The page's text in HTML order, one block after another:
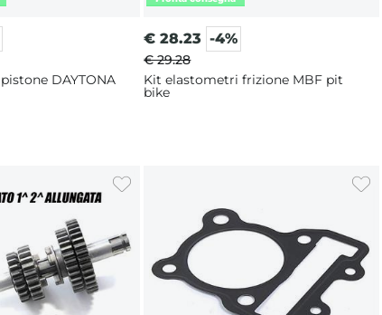
DAYTONA
€ 28.23 -4%
€ 29.28
Kit elastometri frizione MBF pit
bike